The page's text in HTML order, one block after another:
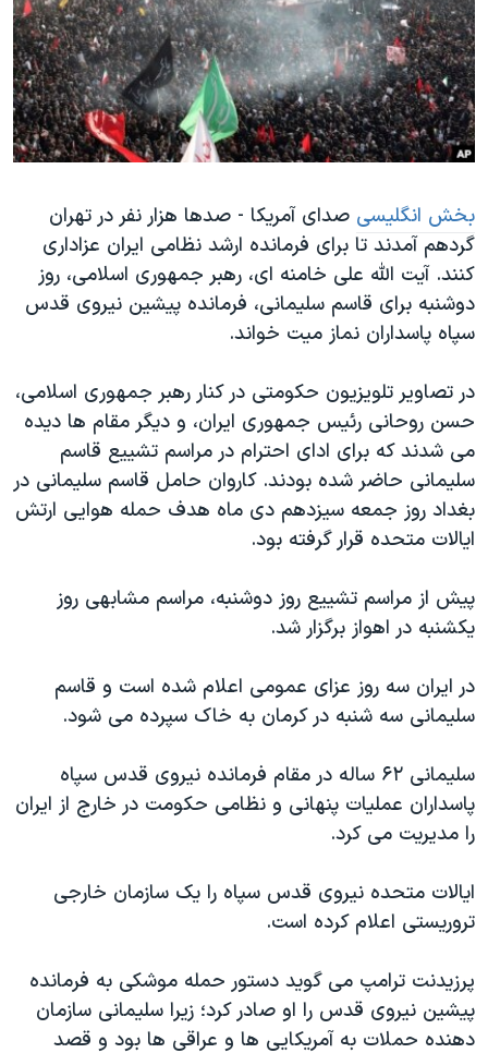
فرهنگ و زندگی
حقوق شهروندی
اقتصادی
علم و فناوری
گالری عکس
آرشیو پخش زنده
مستندها
انتخابات ریاست جمهوری آمریکا ۲۰۲۴
حمله جمهوری اسلامی به اسرائیل
رمز مهسا
اعتراضات زن، زندگی، آزادی
مجموعه مستندهای دادخواهی
تریبونال مردمی آبان ۹۸
دادگاه حمید نوری
قانون شفافیت دارائی کادر رهبری ایران
اعتراضات مردمی آبان ۹۸
اسرائیل در جنگ
نرگس محمدی برنده جایزه نوبل صلح
صفحه‌های ویژه
دنبال کنید
زبانهای مختلف
بخش انگلیسی صدای آمریکا - صدها هزار نفر در تهران
گردهم آمدند تا برای فرمانده ارشد نظامی ایران عزاداری
کنند. آیت الله علی خامنه ای، رهبر جمهوری اسلامی، روز
دوشنبه برای قاسم سلیمانی، فرمانده پیشین نیروی قدس
سپاه پاسداران نماز میت خواند.
در تصاویر تلویزیون حکومتی در کنار رهبر جمهوری اسلامی،
حسن روحانی رئیس جمهوری ایران، و دیگر مقام ها دیده
می شدند که برای ادای احترام در مراسم تشییع قاسم
سلیمانی حاضر شده بودند. کاروان حامل قاسم سلیمانی در
بغداد روز جمعه سیزدهم دی ماه هدف حمله هوایی ارتش
ایالات متحده قرار گرفته بود.
پیش از مراسم تشییع روز دوشنبه، مراسم مشابهی روز
یکشنبه در اهواز برگزار شد.
در ایران سه روز عزای عمومی اعلام شده است و قاسم
سلیمانی سه شنبه در کرمان به خاک سپرده می شود.
سلیمانی ۶۲ ساله در مقام فرمانده نیروی قدس سپاه
پاسداران عملیات پنهانی و نظامی حکومت در خارج از ایران
را مدیریت می کرد.
ایالات متحده نیروی قدس سپاه را یک سازمان خارجی
تروریستی اعلام کرده است.
پرزیدنت ترامپ می گوید دستور حمله موشکی به فرمانده
پیشین نیروی قدس را او صادر کرد؛ زیرا سلیمانی سازمان
دهنده حملات به آمریکایی ها و عراقی ها بود و قصد